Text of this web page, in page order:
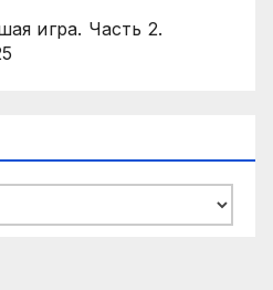
игра. Часть 2.